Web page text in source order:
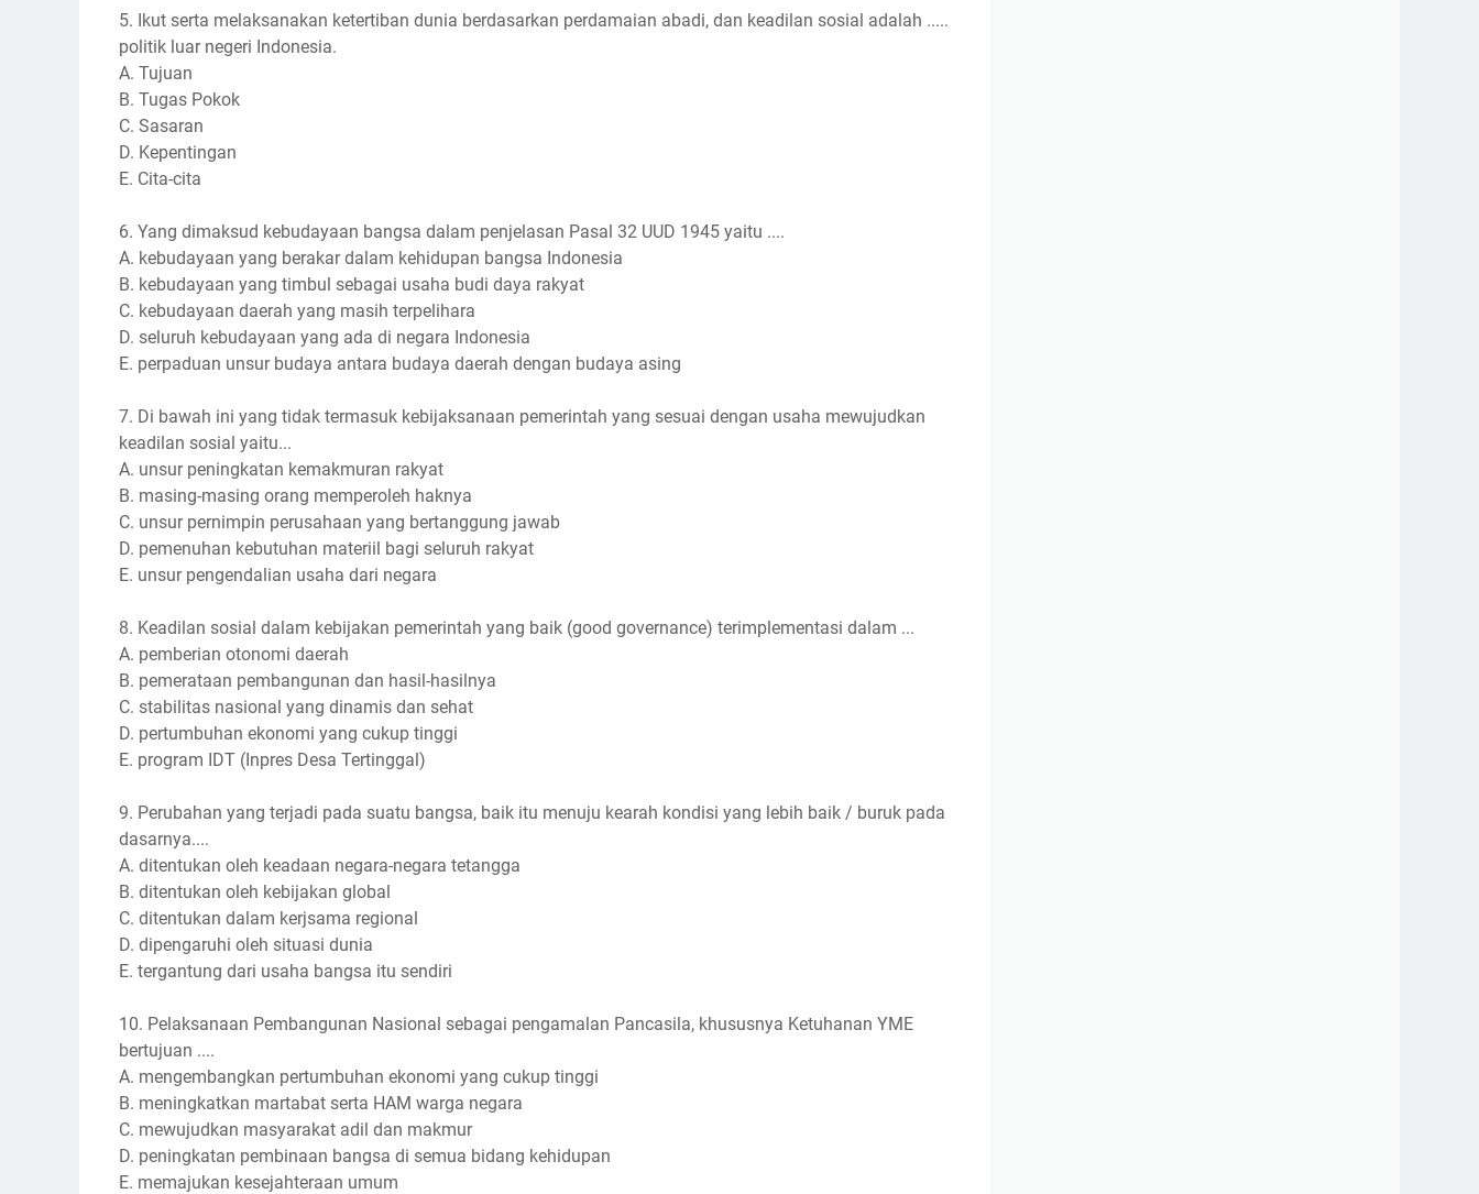
5. Ikut serta melaksanakan ketertiban dunia berdasarkan perdamaian abadi, dan keadilan sosial adalah .....
politik luar negeri Indonesia.
A. Tujuan
B. Tugas Pokok
C. Sasaran
D. Kepentingan
E. Cita-cita
6. Yang dimaksud kebudayaan bangsa dalam penjelasan Pasal 32 UUD 1945 yaitu ....
A. kebudayaan yang berakar dalam kehidupan bangsa Indonesia
B. kebudayaan yang timbul sebagai usaha budi daya rakyat
C. kebudayaan daerah yang masih terpelihara
D. seluruh kebudayaan yang ada di negara Indonesia
E. perpaduan unsur budaya antara budaya daerah dengan budaya asing
7. Di bawah ini yang tidak termasuk kebijaksanaan pemerintah yang sesuai dengan usaha mewujudkan
keadilan sosial yaitu...
A. unsur peningkatan kemakmuran rakyat
B. masing-masing orang memperoleh haknya
C. unsur pernimpin perusahaan yang bertanggung jawab
D. pemenuhan kebutuhan materiil bagi seluruh rakyat
E. unsur pengendalian usaha dari negara
8. Keadilan sosial dalam kebijakan pemerintah yang baik (good governance) terimplementasi dalam ...
A. pemberian otonomi daerah
B. pemerataan pembangunan dan hasil-hasilnya
C. stabilitas nasional yang dinamis dan sehat
D. pertumbuhan ekonomi yang cukup tinggi
E. program IDT (Inpres Desa Tertinggal)
9. Perubahan yang terjadi pada suatu bangsa, baik itu menuju kearah kondisi yang lebih baik / buruk pada
dasarnya....
A. ditentukan oleh keadaan negara-negara tetangga
B. ditentukan oleh kebijakan global
C. ditentukan dalam kerjsama regional
D. dipengaruhi oleh situasi dunia
E. tergantung dari usaha bangsa itu sendiri
10. Pelaksanaan Pembangunan Nasional sebagai pengamalan Pancasila, khususnya Ketuhanan YME
bertujuan ....
A. mengembangkan pertumbuhan ekonomi yang cukup tinggi
B. meningkatkan martabat serta HAM warga negara
C. mewujudkan masyarakat adil dan makmur
D. peningkatan pembinaan bangsa di semua bidang kehidupan
E. memajukan kesejahteraan umum